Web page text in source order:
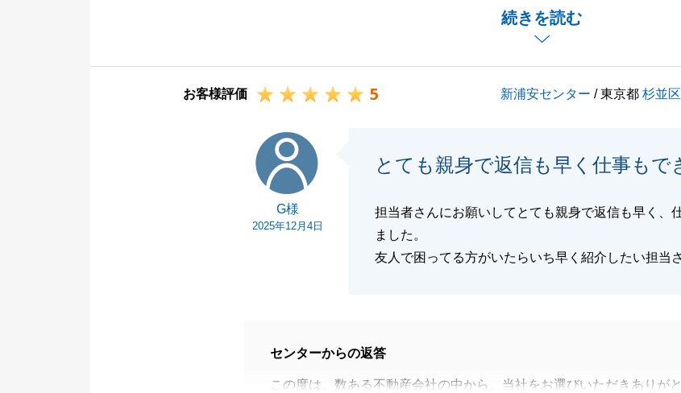
続きを読む
S様には当初弊社グループの管理会社よりご相談を頂戴した時より、こ
からの提案に柔軟にご対応頂けたおかげで、無事お取引を完了すること
つでもお気軽にご連絡頂けますと幸いです。
閉じる
お客様評価 5 新浦安センター / 東京都杉並区
G様
2025年12月4日
とても親身で返信も早く仕事もで
担当者さんにお願いしてとても親身で返信も早く、
ました。
友人で困ってる方がいたらいち早く紹介したい担当
センターからの返答
この度は、数ある不動産会社の中から、当社をお選びいただきありが